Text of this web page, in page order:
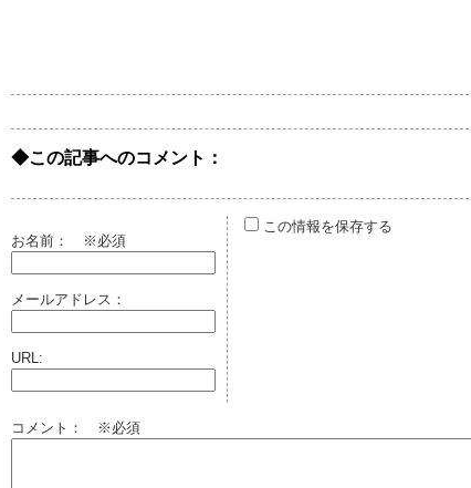
◆この記事へのコメント：
お名前： ※必須
メールアドレス：
URL:
この情報を保存する
コメント： ※必須